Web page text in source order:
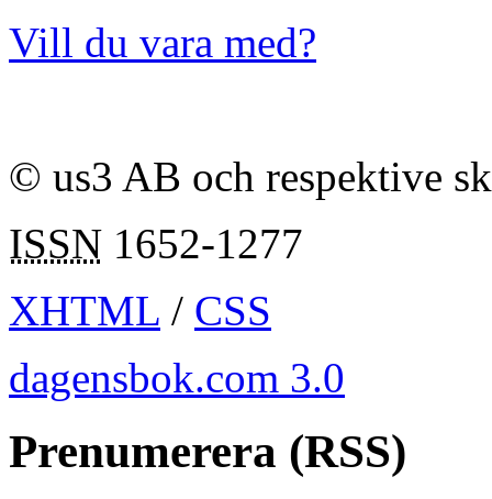
Vill du vara med?
© us3 AB och respektive
ISSN 1652-1277
XHTML / CSS
dagensbok.com 3.0
Prenumerera (RSS)